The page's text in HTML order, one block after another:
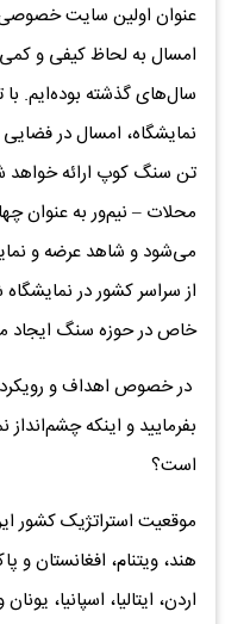
عنوان اولین سایت خصوصی
امسال به لحاظ کیفی و
سال‌های گذشته بوده‌ایم.
تن سنگ کوپ ارائه خواهد
محلات – نیم‌ور به عنوان
از سراسر کشور در
خاص در حوزه سنگ ایجاد
در خصوص اهداف و
بفرمایید و اینکه
است؟
موقعیت استراتژیک کشور
هند، ویتنام، افغانستان و
اردن، ایتالیا، اسپانیا،